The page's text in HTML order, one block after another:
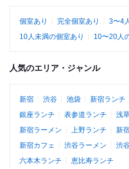
個室あり 完全個室あり 3〜4
10人未満の個室あり
10〜20人
人気のエリア・ジャンル
新宿 渋谷 池袋 新宿ランチ
銀座ランチ
表参道ランチ 浅
新宿ラーメン
上野ランチ 新
新宿カフェ
渋谷ラーメン 渋
六本木ランチ
恵比寿ランチ